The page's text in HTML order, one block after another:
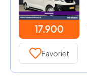
17.900
Favoriet